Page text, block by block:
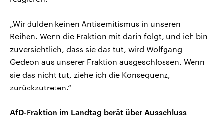
„Wir dulden keinen Antisemitismus in unseren
Reihen. Wenn die Fraktion mit darin folgt, und ich bin
zuversichtlich, dass sie das tut, wird Wolfgang
Gedeon aus unserer Fraktion ausgeschlossen. Wenn
sie das nicht tut, ziehe ich die Konsequenz,
zurückzutreten.“
AfD-Fraktion im Landtag berät über Ausschluss